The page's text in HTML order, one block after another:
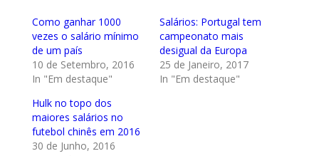
Como ganhar 1000
vezes o salário mínimo
de um país
10 de Setembro, 2016
In "Em destaque"
Salários: Portugal tem
campeonato mais
desigual da Europa
25 de Janeiro, 2017
In "Em destaque"
Hulk no topo dos
maiores salários no
futebol chinês em 2016
30 de Junho, 2016